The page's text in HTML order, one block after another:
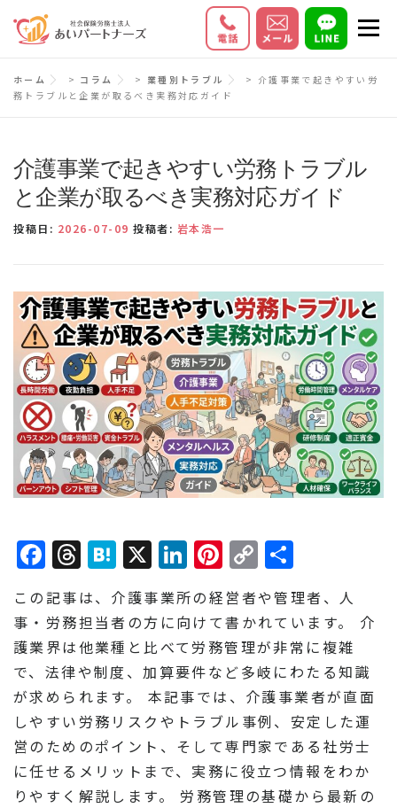
ン
キ
プ
メニ
初めての方へ サービス内容 料金
ホーム > コラム > 業種別トラブル > 介護事業で起きやすい労
務トラブルと企業が取るべき実務対応ガイド
介護事業で起きやすい労務トラブル
と企業が取るべき実務対応ガイド
投稿日: 2026-07-09 投稿者: 岩本浩一
Facebook
Threads
Hatena
X LinkedIn
Pinterest
Copy
Link
有
この記事は、介護事業所の経営者や管理者、人
事・労務担当者の方に向けて書かれています。 介
護業界は他業種と比べて労務管理が非常に複雑
で、法律や制度、加算要件など多岐にわたる知識
が求められます。 本記事では、介護事業者が直面
しやすい労務リスクやトラブル事例、安定した運
営のためのポイント、そして専門家である社労士
に任せるメリットまで、実務に役立つ情報をわか
りやすく解説します。 労務管理の基礎から最新の